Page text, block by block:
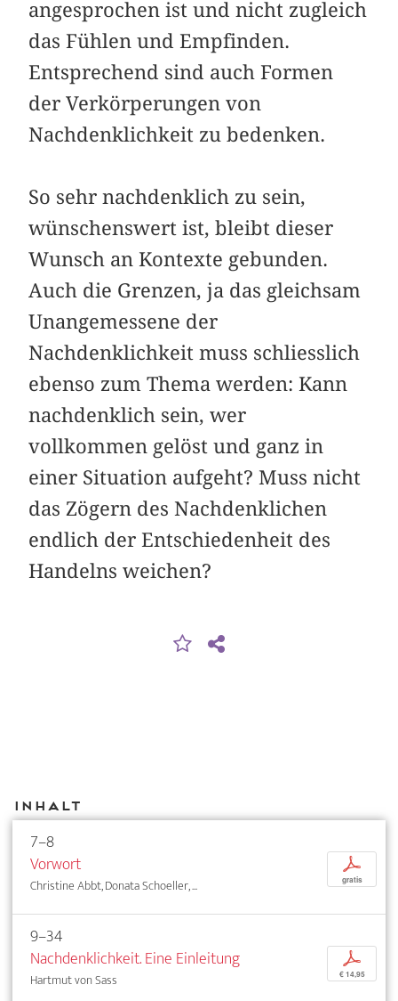
angesprochen ist und nicht zugleich
das Fühlen und Empfinden.
Entsprechend sind auch Formen
der Verkörperungen von
Nachdenklichkeit zu bedenken.
So sehr nachdenklich zu sein,
wünschenswert ist, bleibt dieser
Wunsch an Kontexte gebunden.
Auch die Grenzen, ja das gleichsam
Unangemessene der
Nachdenklichkeit muss schliesslich
ebenso zum Thema werden: Kann
nachdenklich sein, wer
vollkommen gelöst und ganz in
einer Situation aufgeht? Muss nicht
das Zögern des Nachdenklichen
end­lich der Entschiedenheit des
Handelns weichen?
Inhalt
7–8
Vorwort
Christine Abbt, Donata Schoeller, ...
p
gratis
9–34
Nachdenklichkeit. Eine Einleitung
Hartmut von Sass
p
€ 14,95